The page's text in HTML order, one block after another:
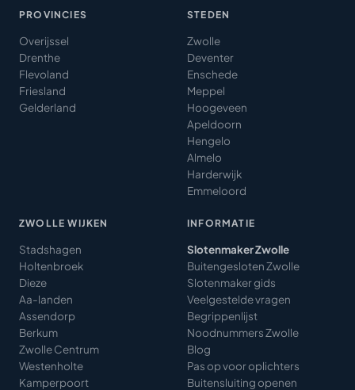
PROVINCIES
Overijssel
Drenthe
Flevoland
Friesland
Gelderland
STEDEN
Zwolle
Deventer
Enschede
Meppel
Hoogeveen
Apeldoorn
Hengelo
Almelo
Harderwijk
Emmeloord
ZWOLLE WIJKEN
Stadshagen
Holtenbroek
Dieze
Aa-landen
Assendorp
Berkum
Zwolle Centrum
Westenholte
Kamperpoort
INFORMATIE
Slotenmaker Zwolle
Buitengesloten Zwolle
Slotenmaker gids
Veelgestelde vragen
Begrippenlijst
Noodnummers Zwolle
Blog
Pas op voor oplichters
Buitensluiting openen